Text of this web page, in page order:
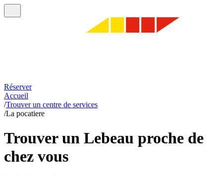
Réserver
Accueil
/Trouver un centre de services
/La pocatiere
Trouver un Lebeau proche de
chez vous